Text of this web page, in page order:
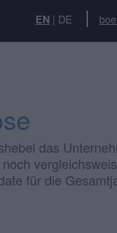
EN | DE
das
für die